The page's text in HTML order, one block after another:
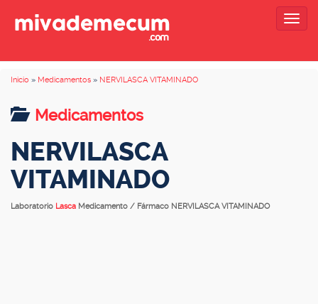
Inicio » Medicamentos » NERVILASCA VITAMINADO
Medicamentos
NERVILASCA
VITAMINADO
Laboratorio Lasca Medicamento / Fármaco NERVILASCA VITAMINADO